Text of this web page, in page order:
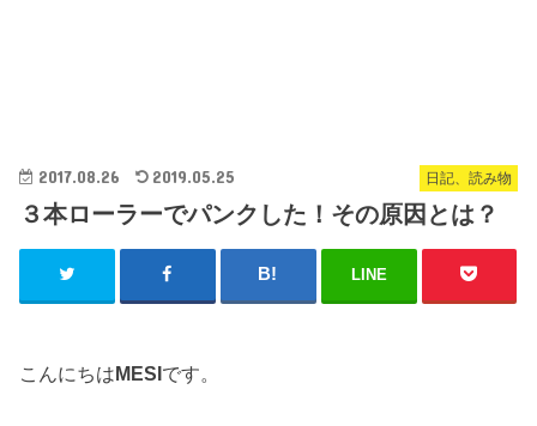
日記、読み物
2017.08.26 2019.05.25
３本ローラーでパンクした！その原因とは？
LINE
こんにちは MESI です。